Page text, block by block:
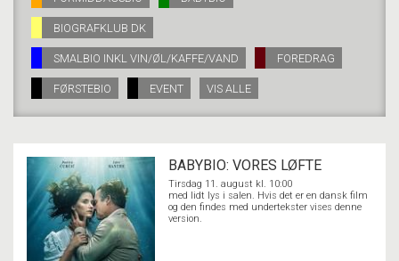
BIOGRAFKLUB DK
SMALBIO INKL VIN/ØL/KAFFE/VAND FOREDRAG
FØRSTEBIO EVENT VIS ALLE
BABYBIO: VORES LØFTE
Tirsdag 11. august kl. 10:00
med lidt lys i salen. Hvis det er en dansk film
og den findes med undertekster vises denne
version.